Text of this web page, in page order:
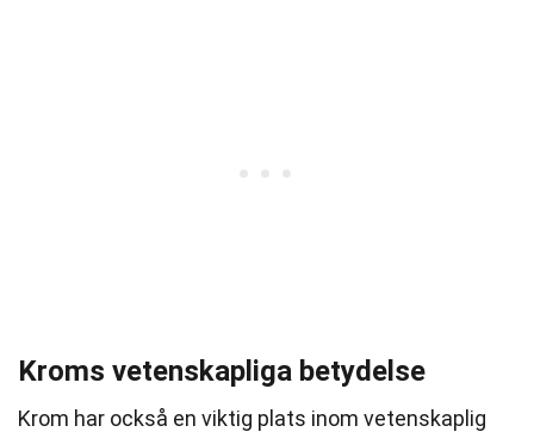
Kroms vetenskapliga betydelse
Krom har också en viktig plats inom vetenskaplig